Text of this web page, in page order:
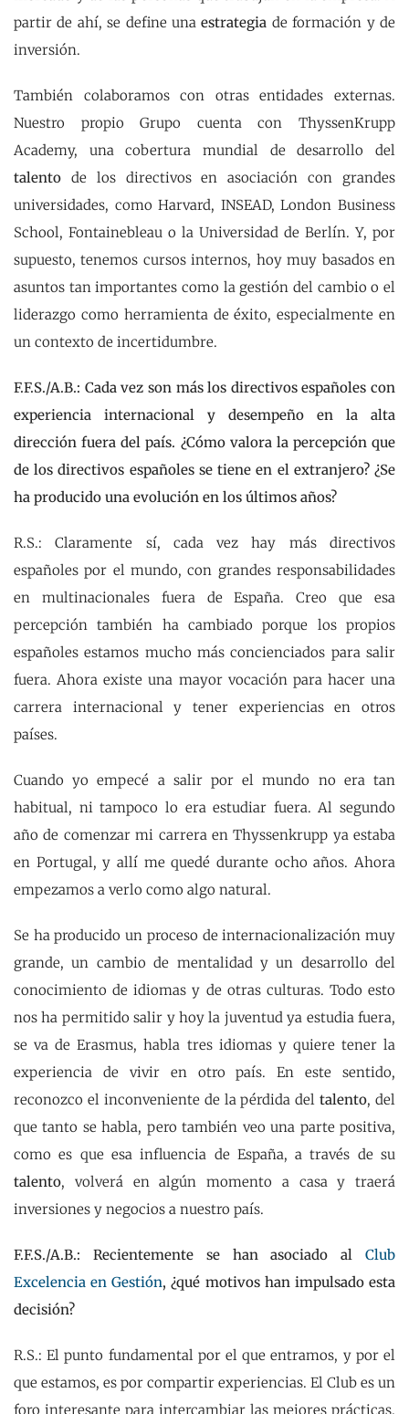
partir de ahí, se define unaestrategia de formación y de
inversión.
También colaboramos con otras entidades externas.
Nuestro propio Grupo cuenta con ThyssenKrupp
Academy, una cobertura mundial de desarrollo del
talento de los directivos en asociación con grandes
universidades, como Harvard, INSEAD, London Business
School, Fontainebleau o la Universidad de Berlín. Y, por
supuesto, tenemos cursos internos, hoy muy basados en
asuntos tan importantes como la gestión del cambio o el
liderazgo como herramienta de éxito, especialmente en
un contexto de incertidumbre.
F.F.S./A.B.: Cada vez son más los directivos españoles con
experiencia internacional y desempeño en la alta
dirección fuera del país. ¿Cómo valora la percepción que
de los directivos españoles se tiene en el extranjero? ¿Se
ha producido una evolución en los últimos años?
R.S.: Claramente sí, cada vez hay más directivos
españoles por el mundo, con grandes responsabilidades
en multinacionales fuera de España. Creo que esa
percepción también ha cambiado porque los propios
españoles estamos mucho más concienciados para salir
fuera. Ahora existe una mayor vocación para hacer una
carrera internacional y tener experiencias en otros
países.
Cuando yo empecé a salir por el mundo no era tan
habitual, ni tampoco lo era estudiar fuera. Al segundo
año de comenzar mi carrera en Thyssenkrupp ya estaba
en Portugal, y allí me quedé durante ocho años. Ahora
empezamos a verlo como algo natural.
Se ha producido un proceso de internacionalización muy
grande, un cambio de mentalidad y un desarrollo del
conocimiento de idiomas y de otras culturas. Todo esto
nos ha permitido salir y hoy la juventud ya estudia fuera,
se va de Erasmus, habla tres idiomas y quiere tener la
experiencia de vivir en otro país. En este sentido,
reconozco el inconveniente de la pérdida deltalento, del
que tanto se habla, pero también veo una parte positiva,
como es que esa influencia de España, a través de su
talento, volverá en algún momento a casa y traerá
inversiones y negocios a nuestro país.
F.F.S./A.B.: Recientemente se han asociado al
Club
Excelencia en Gestión, ¿qué motivos han impulsado esta
decisión?
R.S.: El punto fundamental por el que entramos, y por el
que estamos, es por compartir experiencias. El Club es un
foro interesante para intercambiar las mejores prácticas.